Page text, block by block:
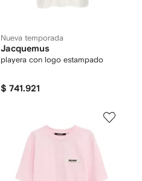
Nueva temporada
Jacquemus
playera con logo estampado
$ 741.921